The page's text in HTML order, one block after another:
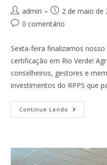
Autor
do
admin
Post
publicado:
2 de maio de
Comentários
post:
0 comentário
Sexta-feira finalizamos
certificação em Rio Verde!
conselheiros, gestores e
investimentos do RPPS que
Continue Lendo Curso
Rio